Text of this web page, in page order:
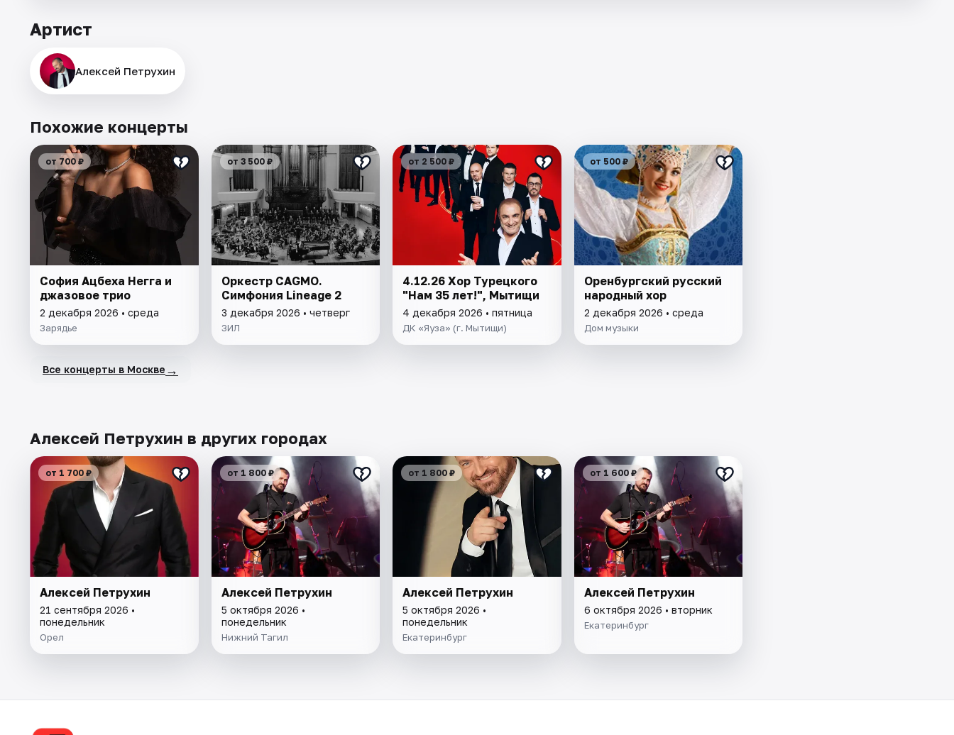
Артист
Алексей Петрухин
Похожие концерты
от 700 ₽
София Ацбеха Негга и
джазовое трио
2 декабря 2026 • среда
Зарядье
от 3 500 ₽
Оркестр CAGMO.
Симфония Lineage 2
3 декабря 2026 • четверг
ЗИЛ
от 2 500 ₽
4.12.26 Хор Турецкого
"Нам 35 лет!", Мытищи
4 декабря 2026 • пятница
ДК «Яуза» (г. Мытищи)
от 500 ₽
Оренбургский русский
народный хор
2 декабря 2026 • среда
Дом музыки
Все концерты в Москве →
Алексей Петрухин в других городах
от 1 700 ₽
Алексей Петрухин
21 сентября 2026 •
понедельник
Орел
от 1 800 ₽
Алексей Петрухин
5 октября 2026 •
понедельник
Нижний Тагил
от 1 800 ₽
Алексей Петрухин
5 октября 2026 •
понедельник
Екатеринбург
от 1 600 ₽
Алексей Петрухин
6 октября 2026 • вторник
Екатеринбург